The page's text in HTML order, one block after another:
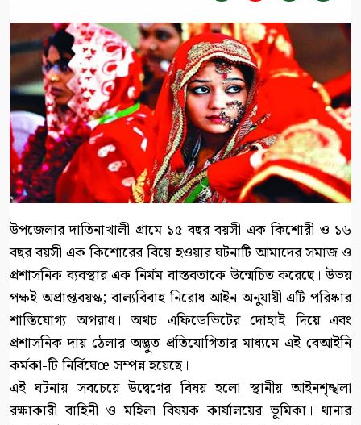
উপজেলার দাতিনাখালী গ্রামে ১৫ বছর বয়সী এক কিশোরী ও ১৬
বছর বয়সী এক কিশোরের বিয়ে হওয়ার ঘটনাটি আমাদের সমাজ ও
প্রশাসনিক ব্যবস্থার এক নির্মম বাস্তবতাকে উন্মেচিত করেছে। উভয়
পক্ষই অপ্রাপ্তবয়স্ক; বাল্যবিবাহ নিরোধ আইন অনুযায়ী এটি পরিষ্কার
শাস্তিযোগ্য অপরাধ। অথচ এফিডেভিটের দোহাই দিয়ে এবং
প্রশাসনিক দায় ঠেলার অদ্ভুত প্রতিযোগিতার মাধ্যমে এই বেআইনি
কর্মকা-টি নির্বিঘেœ সম্পন্ন হয়েছে।
এই ঘটনায় সবচেয়ে উদ্বেগের বিষয় হলো স্থানীয় আইনশৃঙ্খলা
রক্ষাকারী বাহিনী ও মহিলা বিষয়ক কার্যালয়ের ভূমিকা। থানার